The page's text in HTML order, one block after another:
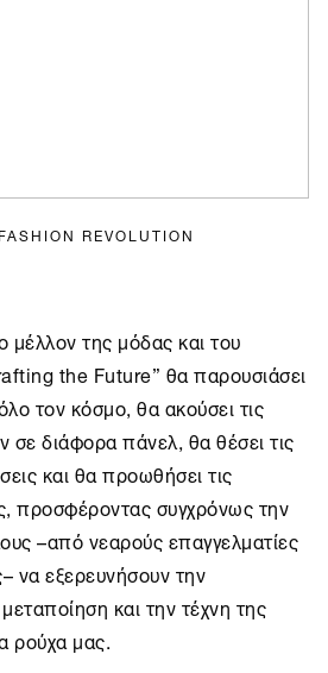
REVOLUTION
μέλλον της μόδας και του
the Future” θα παρουσιάσει
τον κόσμο, θα ακούσει τις
σε διάφορα πάνελ, θα θέσει τις
και θα προωθήσει τις
προσφέροντας συγχρόνως την
–από νεαρούς επαγγελματίες
να εξερευνήσουν την
και την τέχνη της
ρούχα μας.